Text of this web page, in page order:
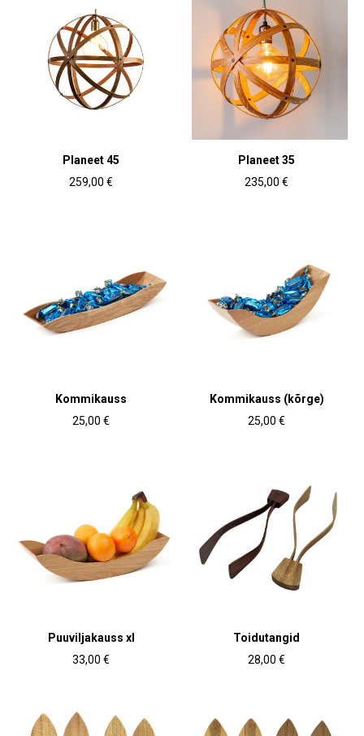
Planeet 45
259,00 €
Planeet 35
235,00 €
Kommikauss
25,00 €
Kommikauss (kõrge)
25,00 €
Puuviljakauss xl
33,00 €
Toidutangid
28,00 €